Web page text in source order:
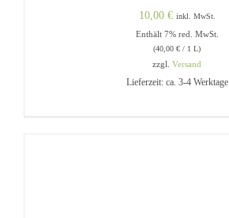
10,00 € inkl. MwSt.
Enthält 7% red. MwSt.
(40,00 € / 1 L)
zzgl. Versand
Lieferzeit: ca. 3-4 Werktage